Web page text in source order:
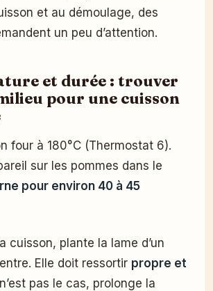
et au démoulage, des
un peu d’attention.
et durée : trouver
pour une cuisson
four à 180°C (Thermostat 6).
sur les pommes dans le
pour environ 40 à 45
cuisson, plante la lame d’un
Elle doit ressortir propre et
pas le cas, prolonge la